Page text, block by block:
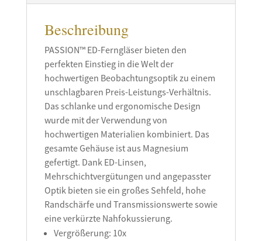
Beschreibung
PASSION™ ED-Ferngläser bieten den
perfekten Einstieg in die Welt der
hochwertigen Beobachtungsoptik zu einem
unschlagbaren Preis-Leistungs-Verhältnis.
Das schlanke und ergonomische Design
wurde mit der Verwendung von
hochwertigen Materialien kombiniert. Das
gesamte Gehäuse ist aus Magnesium
gefertigt. Dank ED-Linsen,
Mehrschichtvergütungen und angepasster
Optik bieten sie ein großes Sehfeld, hohe
Randschärfe und Transmissionswerte sowie
eine verkürzte Nahfokussierung.
Vergrößerung: 10x